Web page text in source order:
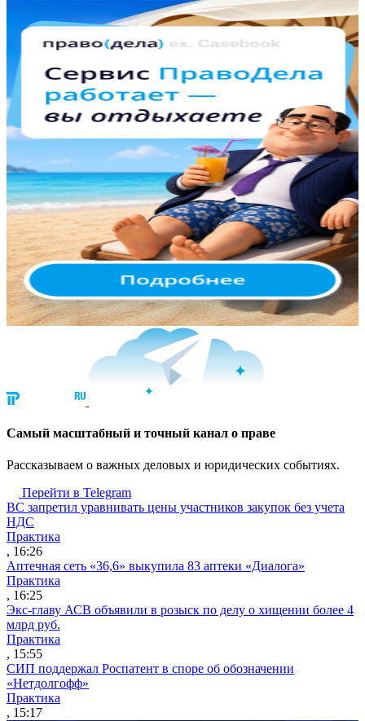
Cамый масштабный и точный канал о праве
Рассказываем о важных деловых и юридических событиях.
Перейти в Telegram
ВС запретил уравнивать цены участников закупок без учета
НДС
Практика
, 16:26
Аптечная сеть «36,6» выкупила 83 аптеки «Диалога»
Практика
, 16:25
Экс-главу АСВ объявили в розыск по делу о хищении более 4
млрд руб.
Практика
, 15:55
СИП поддержал Роспатент в споре об обозначении
«Нетдолгофф»
Практика
, 15:17